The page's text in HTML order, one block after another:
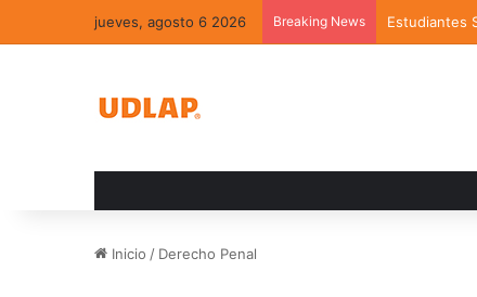
jueves, agosto 6 2026 Breaking News Estudiantes
Inicio / Derecho Penal